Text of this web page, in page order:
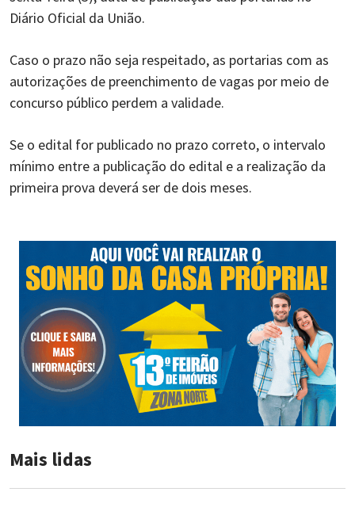
Diário Oficial da União.
Caso o prazo não seja respeitado, as portarias com as
autorizações de preenchimento de vagas por meio de
concurso público perdem a validade.
Se o edital for publicado no prazo correto, o intervalo
mínimo entre a publicação do edital e a realização da
primeira prova deverá ser de dois meses.
Mais lidas